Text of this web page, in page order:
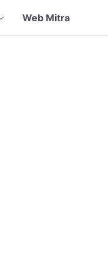
Web Mitra